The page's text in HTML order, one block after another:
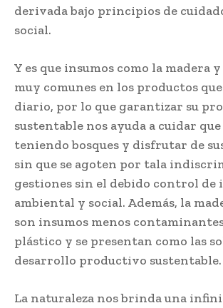
derivada bajo principios de
social.
Y es que insumos como la madera
muy comunes en los productos que
diario, por lo que garantizar su
sustentable nos ayuda a cuidar
teniendo bosques y disfrutar de
sin que se agoten por tala
gestiones sin el debido control de
ambiental y social. Además, la
son insumos menos
plástico y se presentan como las
desarrollo productivo sustentable.
La naturaleza nos brinda una